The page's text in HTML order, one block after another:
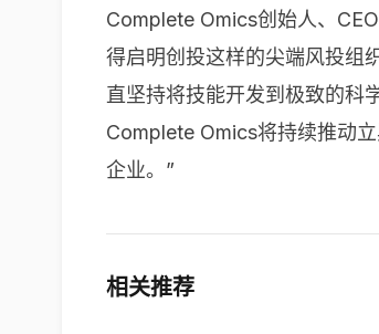
Complete Omics创始人、
得启明创投这样的尖端风投组
直坚持将技能开发到极致的科
Complete Omics将持续推动
企业。”
相关推荐